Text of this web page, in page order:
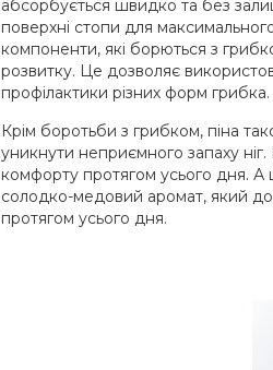
абсорбується швидко та без
поверхні стопи для
компоненти, які борються з
розвитку. Це дозволяє
профілактики різних форм грибка.
Крім боротьби з грибком, піна
уникнути неприємного запаху ніг.
комфорту протягом усього дня.
солодко-медовий аромат, який
протягом усього дня.